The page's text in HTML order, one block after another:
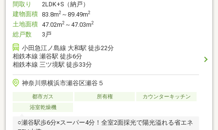
間取り
2LDK+S（納戸）
建物面積 83.8m2 ～89.49m2
土地面積 47.02m2 ～47.03m2
総戸数
3戸
小田急江ノ島線 大和駅 徒歩22分
相鉄本線 瀬谷駅 徒歩6分
相鉄本線 三ツ境駅 徒歩33分
神奈川県横浜市瀬谷区瀬谷５
都市ガス 所有権
カウンターキッチン
浴室乾燥機
○瀬谷駅歩6分×スーパー4分！全室2面採光で陽光溢れる省エネ